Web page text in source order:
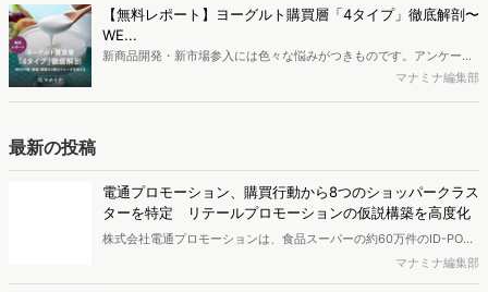
ち、スマートフォンを取り巻く環境が成熟するなか、新興SNSの台頭
により高校生のデジタルライフスタイルは新たな変化を見せていま
す。※資料は記事内の入力フォームより、ダウンロードいただけま
【無料レポート】ヨーグルト購買層「4タイプ」徹底解剖〜
WE...
新商品開発・新市場参入には色々な悩みがつきものです。アンケート
調査を実施しても、購買実態が不透明、新商品の受容性も判断しきれ
ポートとなっています。※本レポートは記事のフォームから無料でダ
ウンロードできます。
マナミナ編集部
最新の投稿
電通プロモーション、購買行動から8つのショッパークラス
ターを特定 リテールプロモーションの仮説構築を高度化
株式会社電通プロモーションは、食品スーパーの約60万件のID-POS
データと生活者の定性データをAIで分析し、購買行動の特徴に基づい
た8つのショッパークラスターを特定しました。これにより購買時点
マナミナ編集部